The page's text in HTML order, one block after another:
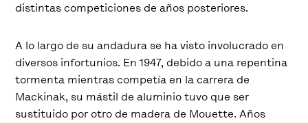
distintas competiciones de años posteriores.
A lo largo de su andadura se ha visto involucrado en
diversos infortunios. En 1947, debido a una repentina
tormenta mientras competía en la carrera de
Mackinak, su mástil de aluminio tuvo que ser
sustituido por otro de madera de Mouette. Años